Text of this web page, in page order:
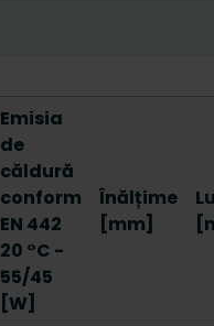
Emisia
de
căldură
conform
EN 442
20 °C -
55/45
[W]
Înălțime
[mm]